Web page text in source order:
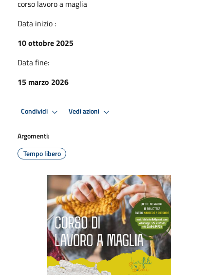
corso lavoro a maglia
Data inizio :
10 ottobre 2025
Data fine:
15 marzo 2026
Condividi Vedi azioni
Argomenti:
Tempo libero